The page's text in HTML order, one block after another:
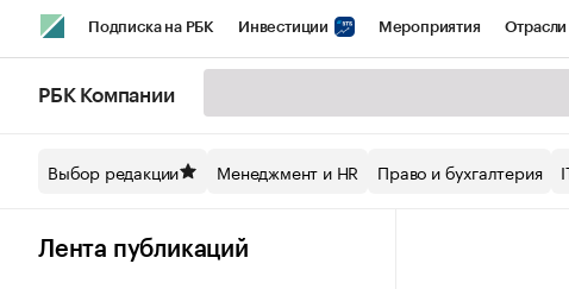
Подписка на РБК Инвестиции Мероприятия Отрасли
Спецпроекты СПб Конференции СПб Спецпроекты
Технологии и медиа
РБК Компании
Выбор редакции Менеджмент и HR Право и бухгалтерия
Лента публикаций